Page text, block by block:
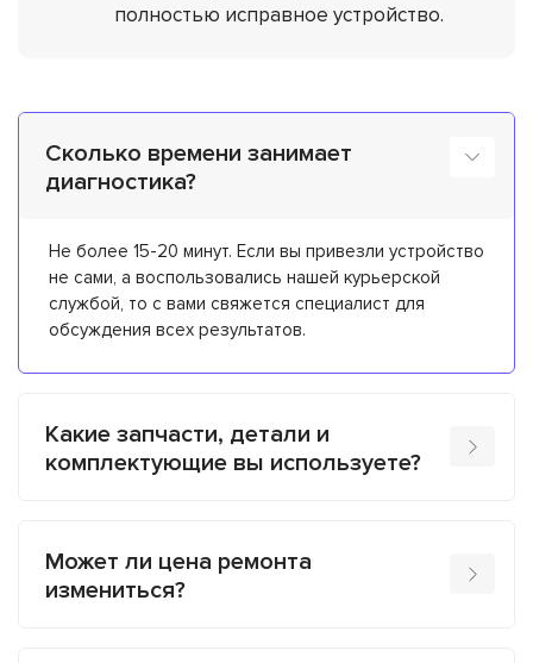
полностью исправное устройство.
Сколько времени занимает
диагностика?
Не более 15-20 минут. Если вы привезли устройство
не сами, а воспользовались нашей курьерской
службой, то с вами свяжется специалист для
обсуждения всех результатов.
Какие запчасти, детали и
комплектующие вы используете?
Может ли цена ремонта
измениться?